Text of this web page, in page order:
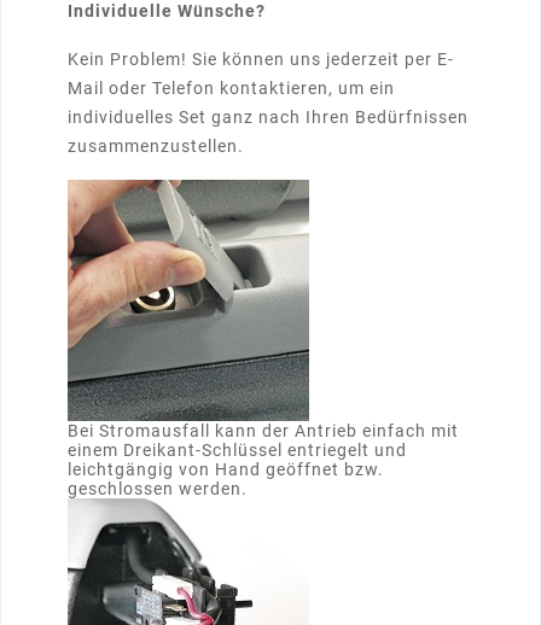
Individuelle Wünsche?
Kein Problem! Sie können uns jederzeit per E-
Mail oder Telefon kontaktieren, um ein
individuelles Set ganz nach Ihren Bedürfnissen
zusammenzustellen.
Bei Stromausfall kann der Antrieb einfach mit
einem Dreikant-Schlüssel entriegelt und
leichtgängig von Hand geöffnet bzw.
geschlossen werden.